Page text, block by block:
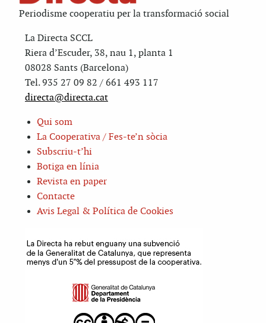
Periodisme cooperatiu per la transformació social
La Directa SCCL
Riera d’Escuder, 38, nau 1, planta 1
08028 Sants (Barcelona)
Tel. 935 27 09 82 / 661 493 117
directa@directa.cat
Qui som
La Cooperativa / Fes-te’n sòcia
Subscriu-t’hi
Botiga en línia
Revista en paper
Contacte
Avis Legal & Política de Cookies